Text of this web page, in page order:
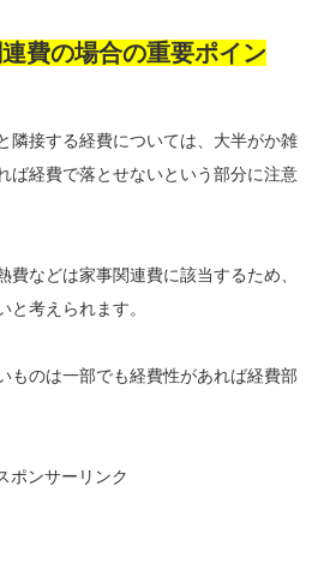
連費の場合の重要ポイン
隣接する経費については、大半がか雑
ば経費で落とせないという部分に注意
費などは家事関連費に該当するため、
と考えられます。
ものは一部でも経費性があれば経費部
ポンサーリンク